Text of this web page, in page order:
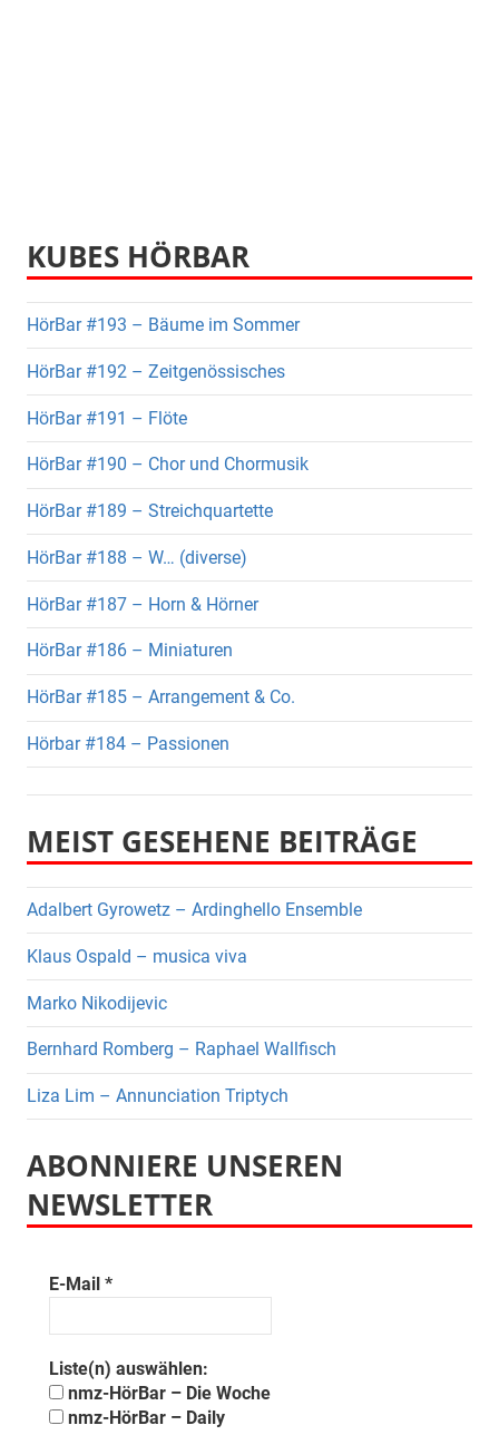
KUBES HÖRBAR
HörBar #193 – Bäume im Sommer
HörBar #192 – Zeitgenössisches
HörBar #191 – Flöte
HörBar #190 – Chor und Chormusik
HörBar #189 – Streichquartette
HörBar #188 – W… (diverse)
HörBar #187 – Horn & Hörner
HörBar #186 – Miniaturen
HörBar #185 – Arrangement & Co.
Hörbar #184 – Passionen
MEIST GESEHENE BEITRÄGE
Adalbert Gyrowetz – Ardinghello Ensemble
Klaus Ospald – musica viva
Marko Nikodijevic
Bernhard Romberg – Raphael Wallfisch
Liza Lim – Annunciation Triptych
ABONNIERE UNSEREN
NEWSLETTER
E-Mail *
Liste(n) auswählen:
nmz-HörBar – Die Woche
nmz-HörBar – Daily